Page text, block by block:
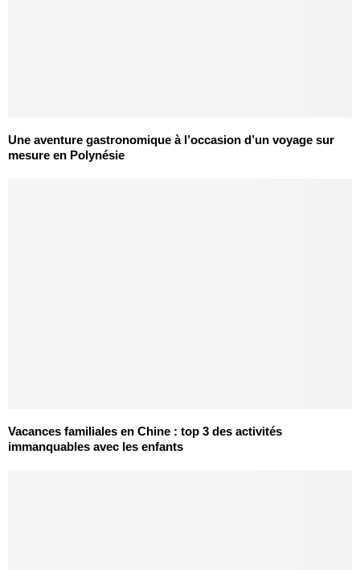
Une aventure gastronomique à l’occasion d’un voyage sur
mesure en Polynésie
Vacances familiales en Chine : top 3 des activités
immanquables avec les enfants